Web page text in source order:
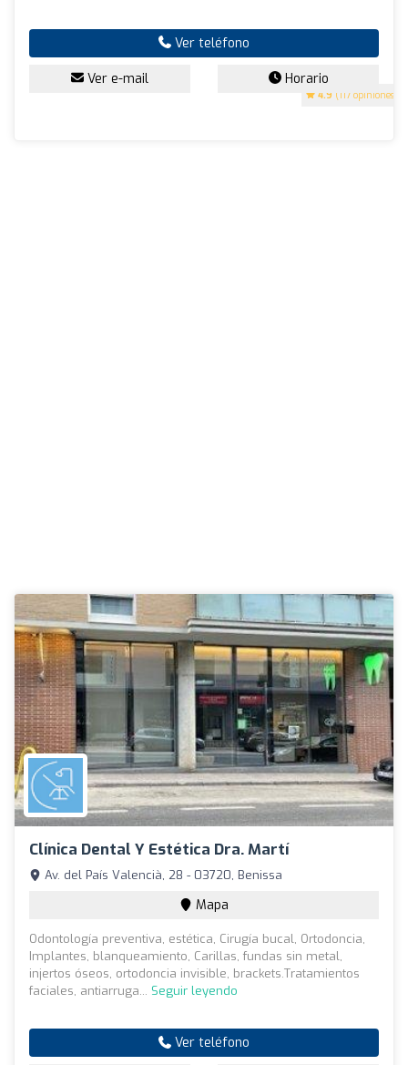
4.9 (117 opiniones)
Ver teléfono
Ver e-mail Horario
Clínica Dental Y Estética Dra. Martí
Av. del País Valencià, 28 - 03720, Benissa
Mapa
Odontología preventiva, estética, Cirugía bucal, Ortodoncia,
Implantes, blanqueamiento, Carillas, fundas sin metal,
injertos óseos, ortodoncia invisible, brackets.Tratamientos
faciales, antiarruga... Seguir leyendo
Ver teléfono